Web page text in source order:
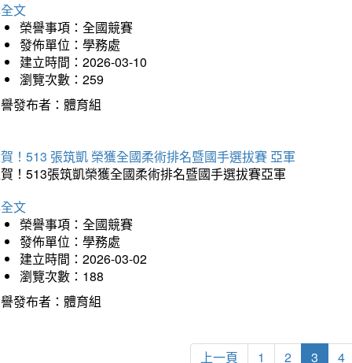
文
榮譽事項：全國競賽
發佈單位：學務處
建立時間：2026-03-10
瀏覽次數：259
發布者：體育組
！513 張筑凱 榮獲全國柔術排名暨國手選拔賽 亞軍
！513張筑凱榮獲全國柔術排名暨國手選拔賽亞軍
文
榮譽事項：全國競賽
發佈單位：學務處
建立時間：2026-03-02
瀏覽次數：188
發布者：體育組
上一頁 1 2 3 4